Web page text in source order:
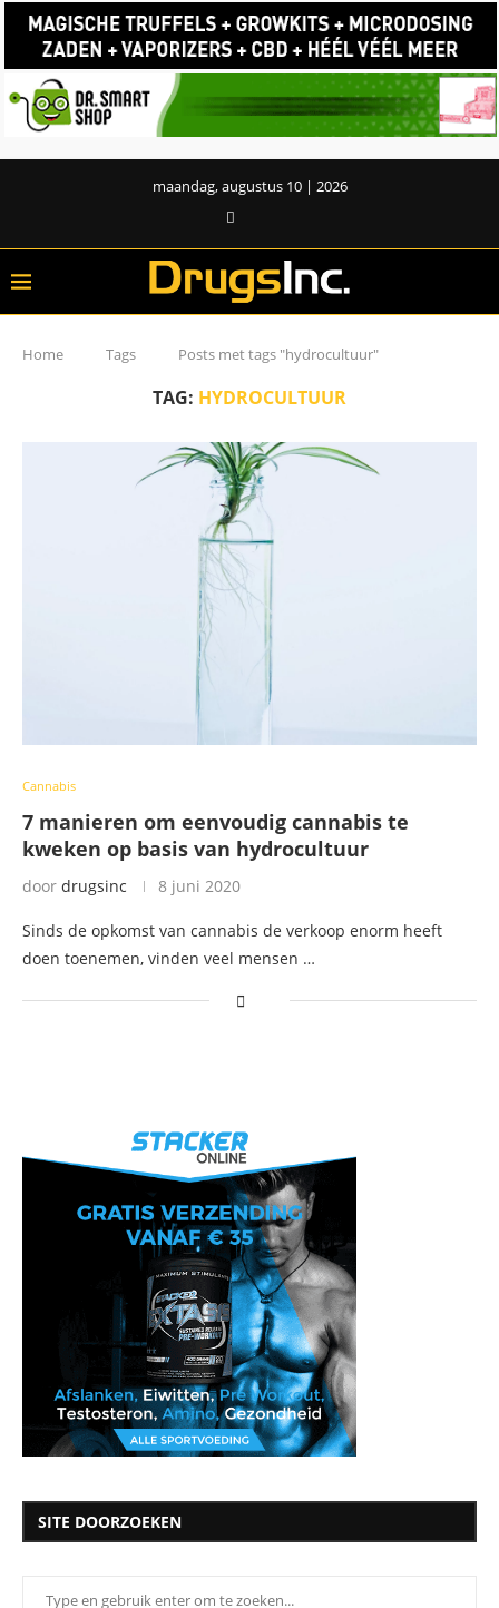
maandag, augustus 10 | 2026
Home Tags Posts met tags "hydrocultuur"
TAG: HYDROCULTUUR
Cannabis
7 manieren om eenvoudig cannabis te
kweken op basis van hydrocultuur
door drugsinc 8 juni 2020
Sinds de opkomst van cannabis de verkoop enorm heeft
doen toenemen, vinden veel mensen …
SITE DOORZOEKEN